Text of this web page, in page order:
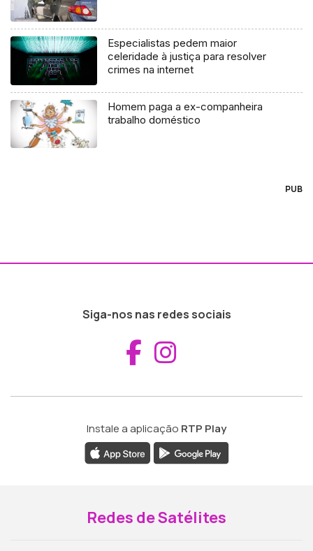
Especialistas pedem maior
celeridade à justiça para resolver
crimes na internet
Homem paga a ex-companheira
trabalho doméstico
PUB
Siga-nos nas redes sociais
Aceder ao
Instale a aplicação RTP Play
Redes de Satélites